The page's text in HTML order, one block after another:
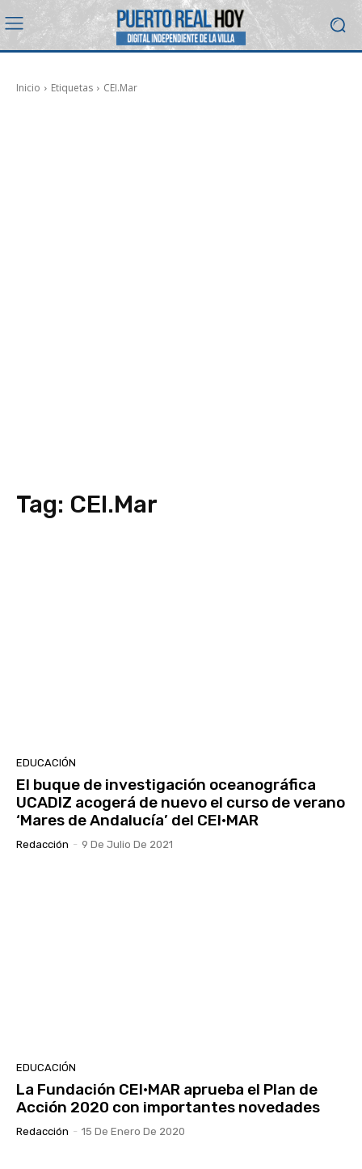
Inicio Etiquetas CEI.Mar
Tag: CEI.Mar
EDUCACIÓN
El buque de investigación oceanográfica
UCADIZ acogerá de nuevo el curso de verano
‘Mares de Andalucía’ del CEI·MAR
Redacción - 9 De Julio De 2021
EDUCACIÓN
La Fundación CEI·MAR aprueba el Plan de
Acción 2020 con importantes novedades
Redacción - 15 De Enero De 2020